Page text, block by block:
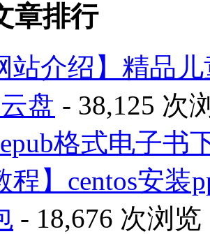
章排行
站介绍】精品
盘 - 38,125 次
格式电子书
程】centos安
- 18,676 次浏览